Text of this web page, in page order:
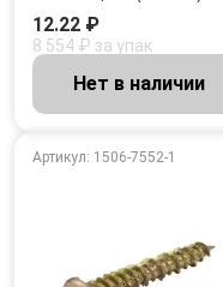
12.22 ₽
8 554 ₽ за упак
Нет в наличии
Артикул: 1506-7552-1